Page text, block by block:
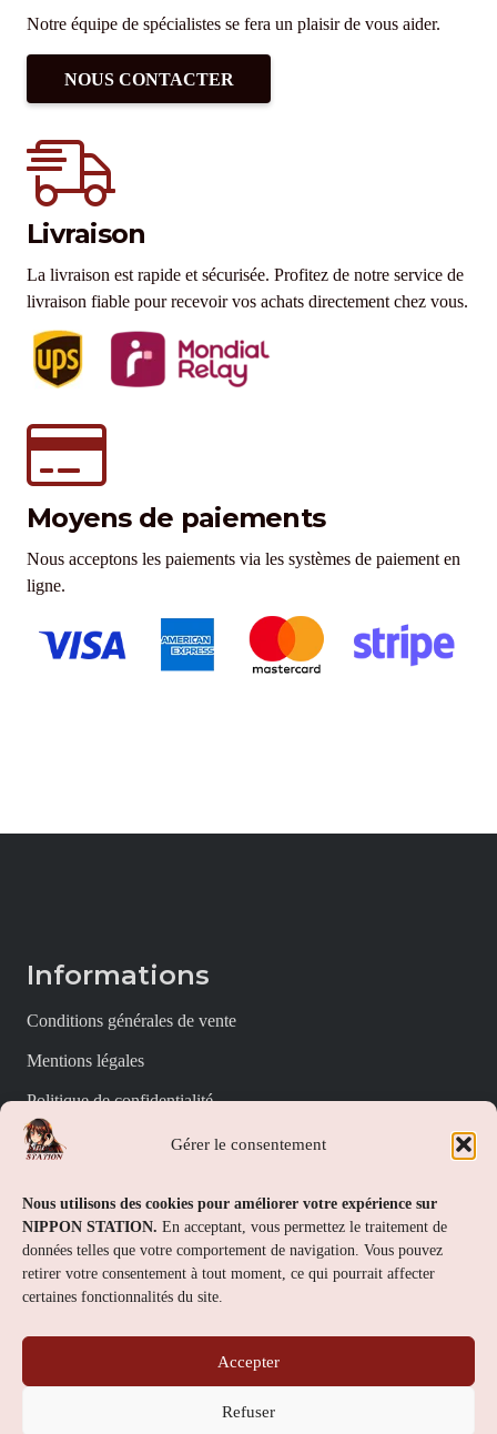
Gérer le consentement
Nous utilisons des cookies pour améliorer votre expérience sur
NIPPON STATION. En acceptant, vous permettez le traitement de
données telles que votre comportement de navigation. Vous pouvez
retirer votre consentement à tout moment, ce qui pourrait affecter
certaines fonctionnalités du site.
Accepter
Refuser
Notre équipe de spécialistes se fera un plaisir de vous aider.
NOUS CONTACTER
Livraison
La livraison est rapide et sécurisée. Profitez de notre service de
livraison fiable pour recevoir vos achats directement chez vous.
Moyens de paiements
Nous acceptons les paiements via les systèmes de paiement en
ligne.
Informations
Conditions générales de vente
Mentions légales
Politique de confidentialité
Politique de cookies (UE)
Nippon Station
À propos
FAQs
Contact